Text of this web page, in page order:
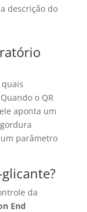
descrição do
o QR
aponta um
parâmetro
da
End